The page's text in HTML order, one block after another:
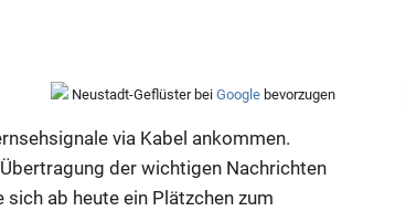
Neustadt-Geflüster bei Google bevorzugen
via Kabel ankommen.
der wichtigen Nachrichten
ab heute ein Plätzchen zum